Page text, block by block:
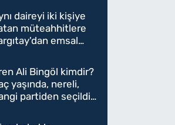
büyük cam terası
daireyi iki kişiye
müteahhitlere
emsal
Ali Bingöl kimdir?
yaşında, nereli,
partiden seçildi?
mi geçecek?